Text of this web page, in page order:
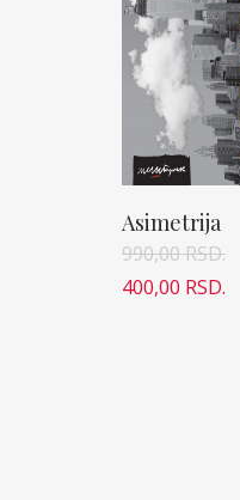
Asimetrija
990,00RSD.
400,00 RSD.